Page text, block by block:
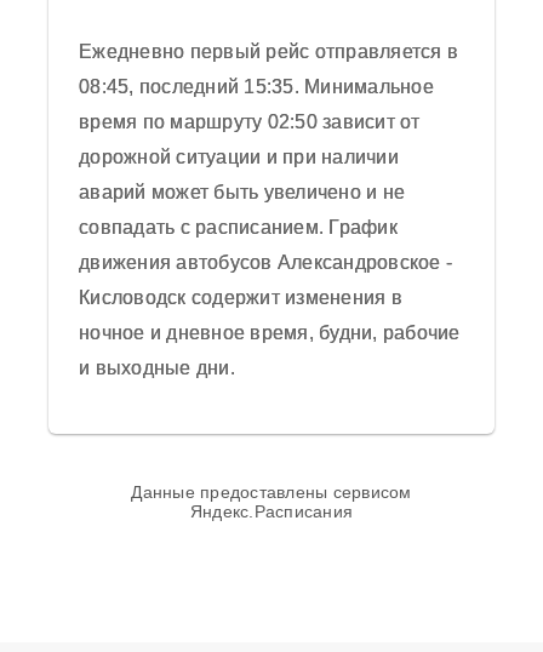
Ежедневно первый рейс отправляется в
08:45, последний 15:35. Минимальное
время по маршруту 02:50 зависит от
дорожной ситуации и при наличии
аварий может быть увеличено и не
совпадать с расписанием. График
движения автобусов Александровское -
Кисловодск содержит изменения в
ночное и дневное время, будни, рабочие
и выходные дни.
Отправить отзыв
Средняя оценка пассажиров автобуса 0
из 5 на основании 0 отзывов на 2025
год.
Данные предоставлены сервисом
Яндекс.Расписания